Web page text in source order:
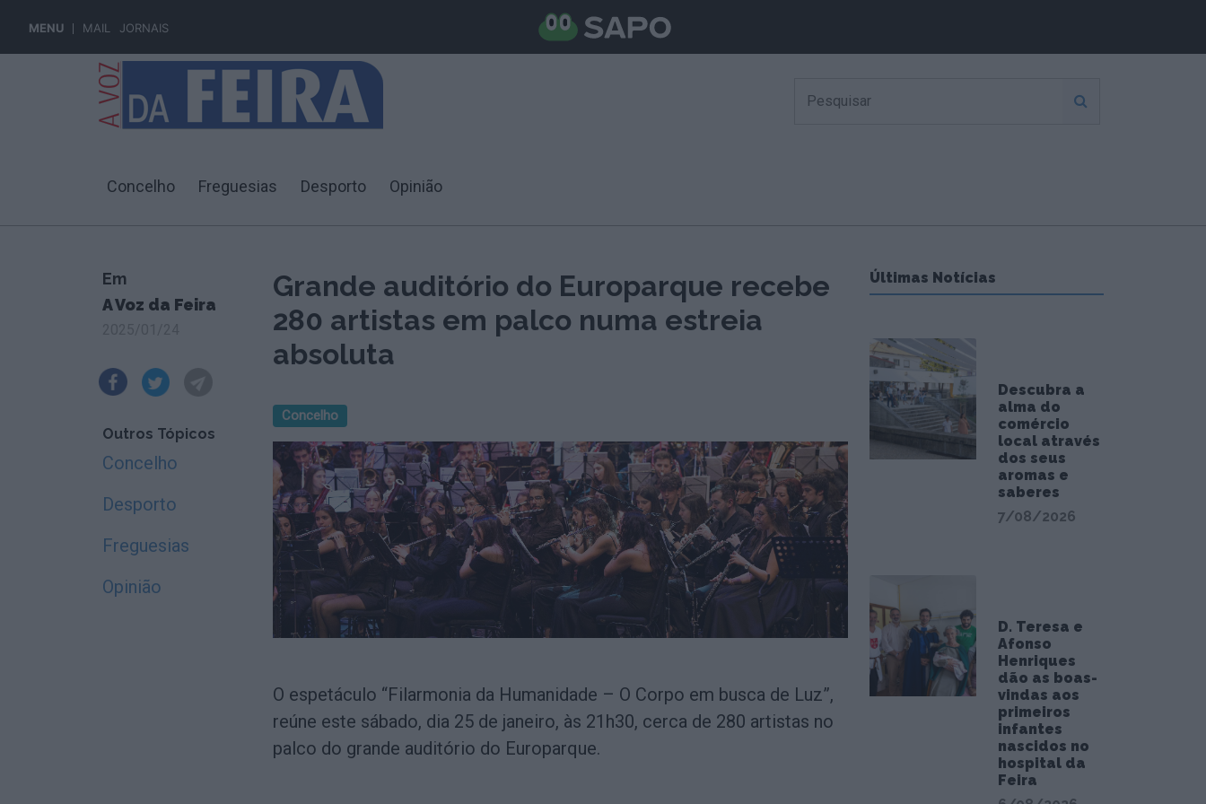
MENU MAIL JORNAIS
Concelho Freguesias Desporto Opinião
Em
A Voz da Feira
Outros Tópicos
Concelho
Desporto
Freguesias
Opinião
Grande auditório do Europarque recebe
280 artistas em palco numa estreia
absoluta
Concelho
O espetáculo “Filarmonia da Humanidade – O Corpo em busca de Luz”,
reúne este sábado, dia 25 de janeiro, às 21h30, cerca de 280 artistas no
palco do grande auditório do Europarque.
Últimas Notícias
Descubra a
alma do
comércio
local através
dos seus
aromas e
saberes
7/08/2026
D. Teresa e
Afonso
Henriques
dão as boas-
vindas aos
primeiros
infantes
nascidos no
hospital da
Feira